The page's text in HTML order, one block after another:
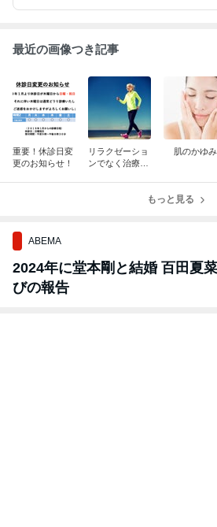
ます。
最近の画像つき記事
重要！休診日変
更のお知らせ！
リラクゼーショ
ンでなく治療で
肌のかゆみ
もっと見る
ABEMA
2024年に堂本剛と結婚 百田夏
びの報告